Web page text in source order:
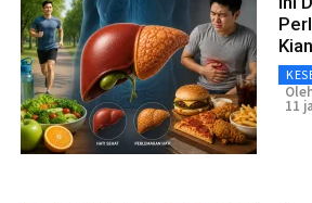
11